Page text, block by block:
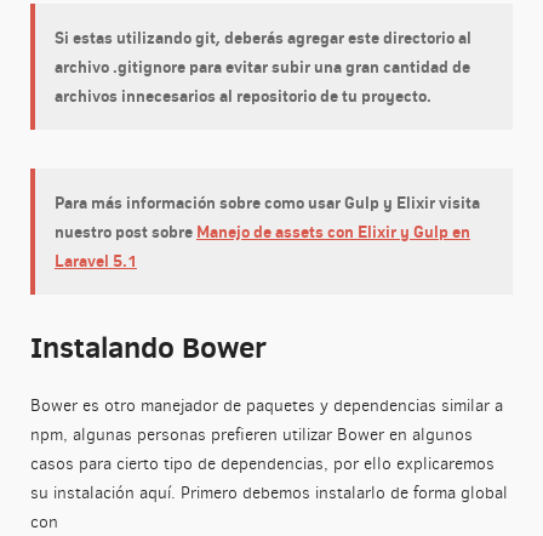
Si estas utilizando git, deberás agregar este directorio al
archivo .gitignore para evitar subir una gran cantidad de
archivos innecesarios al repositorio de tu proyecto.
Para más información sobre como usar Gulp y Elixir visita
nuestro post sobre Manejo de assets con Elixir y Gulp en
Laravel 5.1
Instalando Bower
Bower es otro manejador de paquetes y dependencias similar a
npm, algunas personas prefieren utilizar Bower en algunos
casos para cierto tipo de dependencias, por ello explicaremos
su instalación aquí. Primero debemos instalarlo de forma global
con